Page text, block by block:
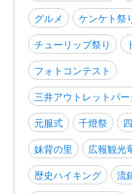
グルメ
ケンケト祭
チューリップ祭り
フォトコンテスト
三井アウトレットパ
元服式
千燈祭
妹背の里
広報観光
歴史ハイキング
流